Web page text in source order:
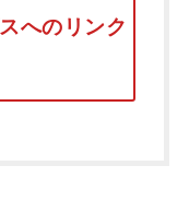
へのリンク